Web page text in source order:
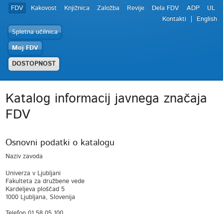
FDV Kakovost Knjižnica Založba Revije Dela FDV ADP
UL
Kontakti
English
Spletna učilnica
Moj FDV
DOSTOPNOST
Katalog informacij javnega značaja
FDV
Osnovni podatki o katalogu
Naziv zavoda
Univerza v Ljubljani
Fakulteta za družbene vede
Kardeljeva ploščad 5
1000 Ljubljana, Slovenija